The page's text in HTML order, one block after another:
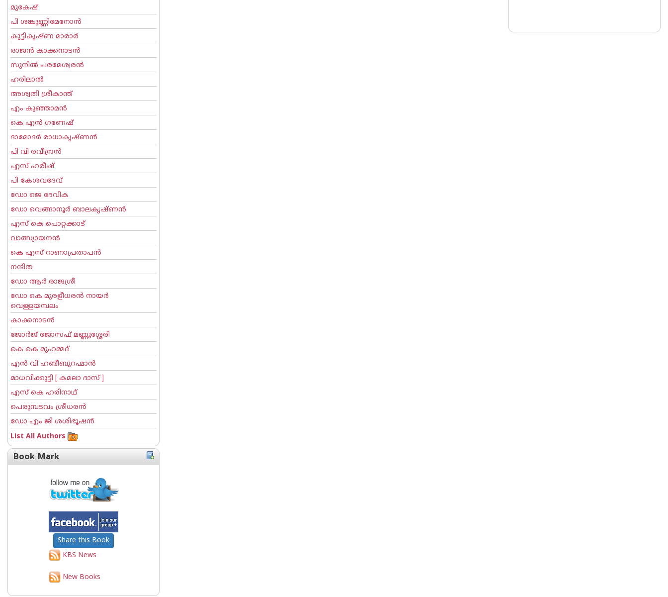
മുകേഷ്
പി ശങ്കുണ്ണിമേനോന്‍
കുട്ടികൃഷ്ണ മാരാര്‍
രാജന്‍ കാക്കനാടന്‍
സുനില്‍ പരമേശ്വരന്‍
ഹരിലാല്‍
അശ്വതി ശ്രീകാന്ത്
എം കുഞ്ഞാമന്‍
കെ എന്‍ ഗണേഷ്
ദാമോദർ രാധാകൃഷ്ണൻ
പി വി രവീന്ദ്രന്‍
എസ് ഹരീഷ്
പി കേശവദേവ്‌
ഡോ ജെ ദേവിക
ഡോ വെങ്ങാനൂര്‍ ബാലകൃഷ്ണന്‍
എസ്‌ കെ പൊറ്റക്കാട്‌
വാത്സ്യായനന്‍
കെ എസ് റാണാപ്രതാപന്‍
നന്ദിത
ഡോ ആര്‍ രാജശ്രീ
ഡോ കെ മുരളീധരന്‍ നായര്‍
വെള്ളയമ്പലം
കാക്കനാടന്‍
ജോര്‍ജ് ജോസഫ് മണ്ണൂശ്ശേരി
കെ കെ മുഹമ്മദ്
എന്‍ വി ഹബീബുറഹ്മാന്‍
മാധവിക്കുട്ടി [ കമലാ ദാസ് ]
എസ് കെ ഹരിനാഥ്
പെരുമ്പടവം ശ്രീധര‌ന്‍
ഡോ എം ജി ശശിഭൂഷന്‍
List All Authors
Book Mark
Share this Book
KBS News
New Books